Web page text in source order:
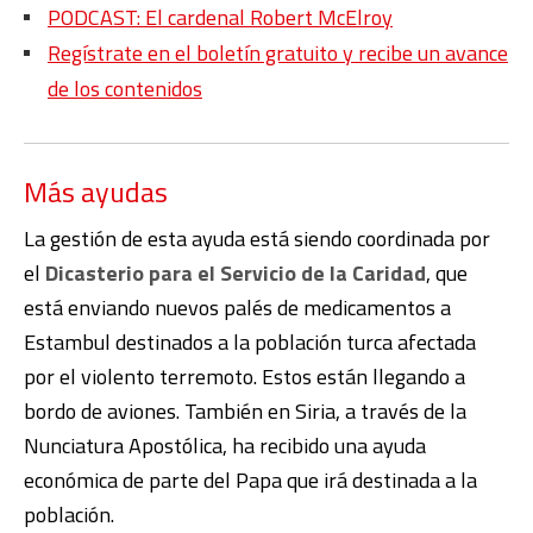
PODCAST: El cardenal Robert McElroy
Regístrate en el boletín gratuito y recibe un avance
de los contenidos
Más ayudas
La gestión de esta ayuda está siendo coordinada por
el Dicasterio para el Servicio de la Caridad, que
está enviando nuevos palés de medicamentos a
Estambul destinados a la población turca afectada
por el violento terremoto. Estos están llegando a
bordo de aviones. También en Siria, a través de la
Nunciatura Apostólica, ha recibido una ayuda
económica de parte del Papa que irá destinada a la
población.